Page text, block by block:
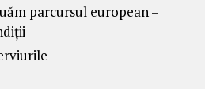
parcursul european –